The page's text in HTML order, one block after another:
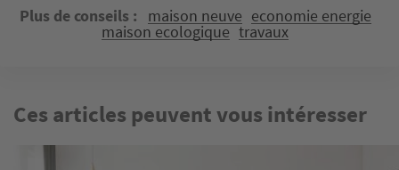
Plus de conseils maison neuve economie energie
maison ecologique travaux
Ces articles peuvent vous intéresser